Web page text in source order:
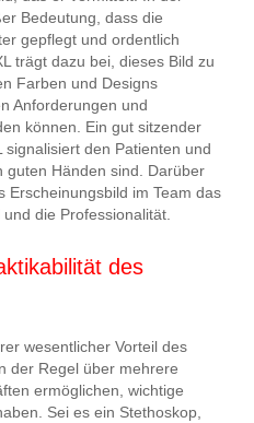
Bedeutung, dass die
gepflegt und ordentlich
trägt dazu bei, dieses Bild zu
Farben und Designs
Anforderungen und
können. Ein gut sitzender
signalisiert den Patienten und
guten Händen sind. Darüber
Erscheinungsbild im Team das
die Professionalität.
des
wesentlicher Vorteil des
der Regel über mehrere
ermöglichen, wichtige
Sei es ein Stethoskop,